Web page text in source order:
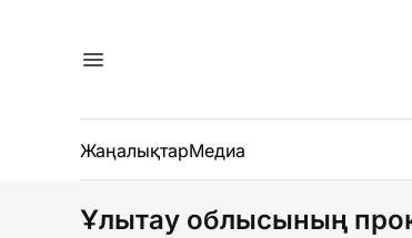
ЖаңалықтарМедиа
Ұлытау облысының